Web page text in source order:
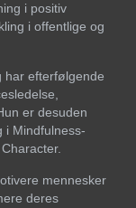
i positiv
i offentlige og
har efterfølgende
er desuden
i Mindfulness-
mennesker
deres